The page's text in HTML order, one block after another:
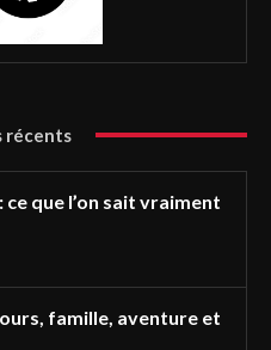
récents
que l’on sait vraiment
famille, aventure et